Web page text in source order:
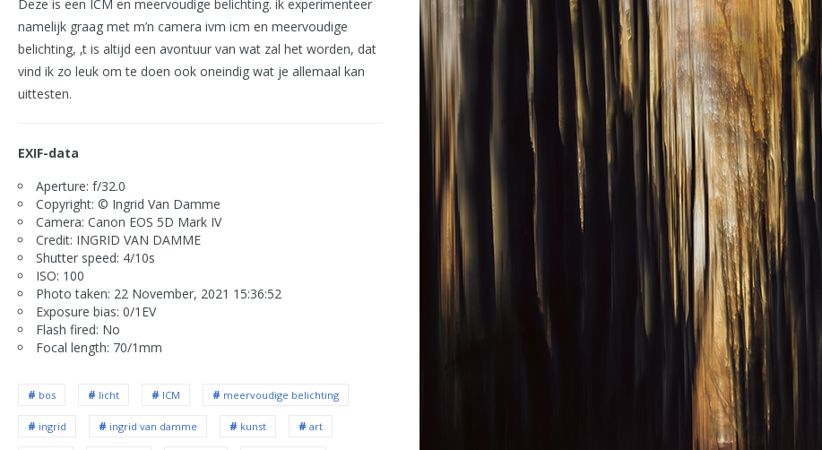
Deze is een ICM en meervoudige belichting. ik experimenteer
namelijk graag met m’n camera ivm icm en meervoudige
belichting, ‚t is altijd een avontuur van wat zal het worden, dat
vind ik zo leuk om te doen ook oneindig wat je allemaal kan
uittesten.
EXIF-data
Aperture: f/32.0
Copyright: © Ingrid Van Damme
Camera: Canon EOS 5D Mark IV
Credit: INGRID VAN DAMME
Shutter speed: 4/10s
ISO: 100
Photo taken: 22 November, 2021 15:36:52
Exposure bias: 0/1EV
Flash fired: No
Focal length: 70/1mm
bos licht ICM meervoudige belichting
ingrid ingrid van damme kunst art